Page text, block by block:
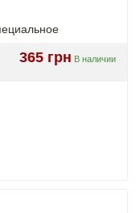
365 грн В наличии